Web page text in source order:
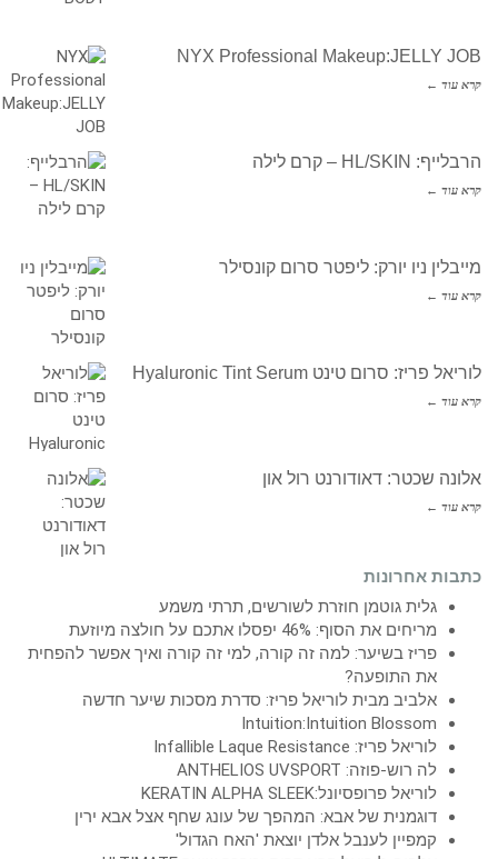
NYX Professional Makeup:JELLY JOB
קרא עוד ←
הרבלייף: HL/SKIN – קרם לילה
קרא עוד ←
מייבלין ניו יורק: ליפטר סרום קונסילר
קרא עוד ←
לוריאל פריז: סרום טינט Hyaluronic Tint Serum
קרא עוד ←
אלונה שכטר: דאודורנט רול און
קרא עוד ←
כתבות אחרונות
גלית גוטמן חוזרת לשורשים, תרתי משמע
מריחים את הסוף: 46% יפסלו אתכם על חולצה מיוזעת
פריז בשיער: למה זה קורה, למי זה קורה ואיך אפשר להפחית
את התופעה?
אלביב מבית לוריאל פריז: סדרת מסכות שיער חדשה
Intuition:Intuition Blossom
לוריאל פריז: Infallible Laque Resistance
לה רוש-פוזה: ANTHELIOS UVSPORT
לוריאל פרופסיונל:KERATIN ALPHA SLEEK
דוגמנית של אבא: המהפך של עונג שחף אצל אבא ירין
קמפיין לענבל אלדן יוצאת 'האח הגדול'